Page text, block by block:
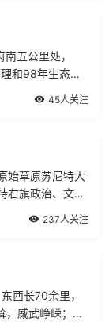
五公里处，
和98年生态重
45人关注
始草原苏尼特大
右旗政治、文化
237人关注
西长70余里，
，威武峥嵘；龙